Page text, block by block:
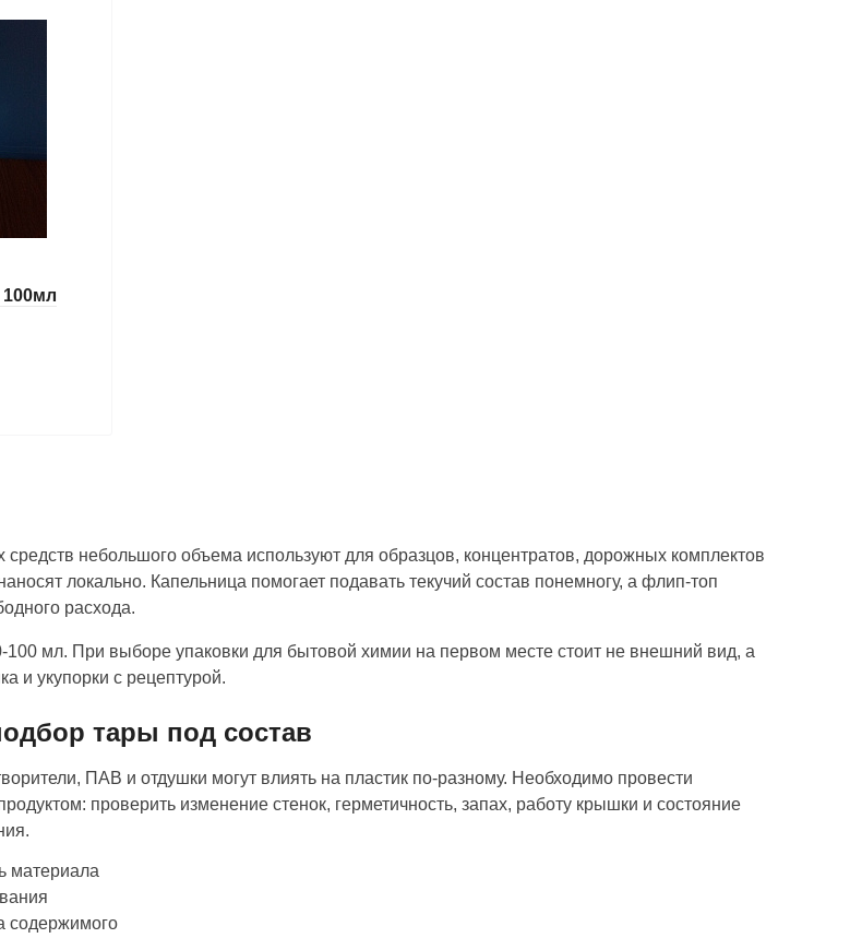
небольшого объема используют для образцов, концентратов, дорожных комплектов
локально. Капельница помогает подавать текучий состав понемногу, а флип-топ
расхода.
мл. При выборе упаковки для бытовой химии на первом месте стоит не внешний вид, а
и укупорки с рецептурой.
тары под состав
ПАВ и отдушки могут влиять на пластик по-разному. Необходимо провести
проверить изменение стенок, герметичность, запах, работу крышки и состояние
материала
содержимого